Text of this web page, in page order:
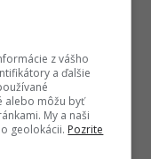
z vášho
a ďalšie
alebo môžu byť
My a naši
geolokácii. Pozrite